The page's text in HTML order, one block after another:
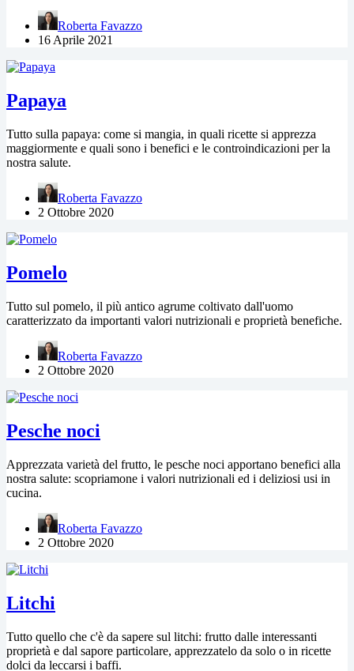
Roberta Favazzo
16 Aprile 2021
Papaya
Tutto sulla papaya: come si mangia, in quali ricette si apprezza
maggiormente e quali sono i benefici e le controindicazioni per la
nostra salute.
Roberta Favazzo
2 Ottobre 2020
Pomelo
Tutto sul pomelo, il più antico agrume coltivato dall'uomo
caratterizzato da importanti valori nutrizionali e proprietà benefiche.
Roberta Favazzo
2 Ottobre 2020
Pesche noci
Apprezzata varietà del frutto, le pesche noci apportano benefici alla
nostra salute: scopriamone i valori nutrizionali ed i deliziosi usi in
cucina.
Roberta Favazzo
2 Ottobre 2020
Litchi
Tutto quello che c'è da sapere sul litchi: frutto dalle interessanti
proprietà e dal sapore particolare, apprezzatelo da solo o in ricette
dolci da leccarsi i baffi.